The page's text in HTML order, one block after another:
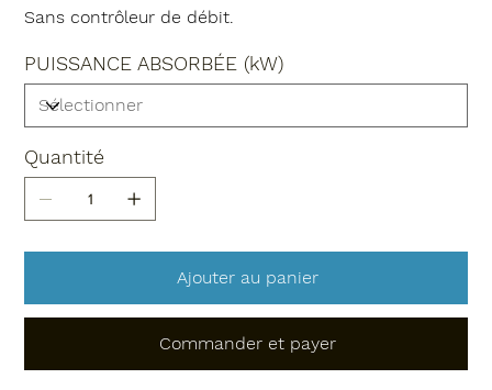
Sans contrôleur de débit.
PUISSANCE ABSORBÉE (kW)
Quantité
Ajouter au panier
Commander et payer